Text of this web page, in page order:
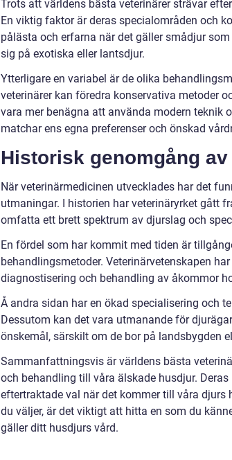
Trots att världens bästa veterinärer strävar
En viktig faktor är deras specialområden och
pålästa och erfarna när det gäller smådjur
sig på exotiska eller lantsdjur.
Ytterligare en variabel är de olika
veterinärer kan föredra konservativa metoder
vara mer benägna att använda modern teknik
matchar ens egna preferenser och önskad
Historisk genomgång
När veterinärmedicinen utvecklades har det
utmaningar. I historien har veterinäryrket gått
omfatta ett brett spektrum av djurslag och
En fördel som har kommit med tiden är
behandlingsmetoder. Veterinärvetenskapen
diagnostisering och behandling av åkommor
Å andra sidan har en ökad specialisering och
Dessutom kan det vara utmanande för
önskemål, särskilt om de bor på landsbygden
Sammanfattningsvis är världens bästa
och behandling till våra älskade husdjur.
eftertraktade val när det kommer till våra
du väljer, är det viktigt att hitta en som du
gäller ditt husdjurs vård.